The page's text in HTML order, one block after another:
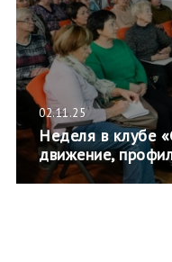
02.11.25
Неделя в клубе
движение,